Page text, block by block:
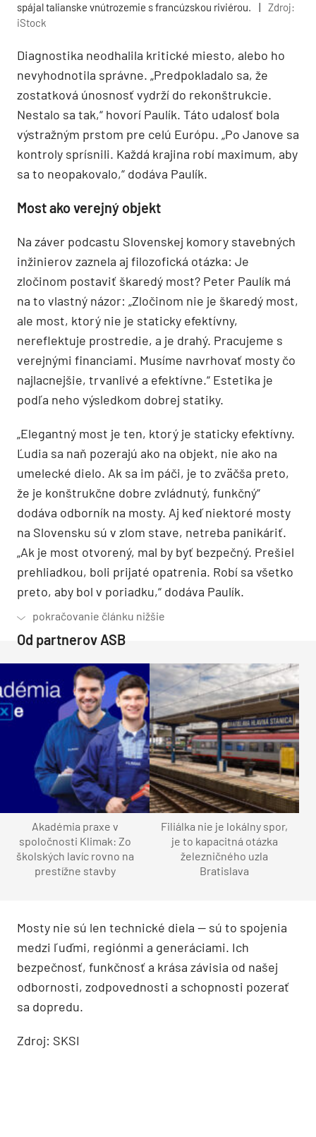
spájal talianske vnútrozemie s francúzskou riviérou.
|
Zdroj:
iStock
Diagnostika neodhalila kritické miesto, alebo ho
nevyhodnotila správne. „Predpokladalo sa, že
zostatková únosnosť vydrží do rekonštrukcie.
Nestalo sa tak,“ hovorí Paulík. Táto udalosť bola
výstražným prstom pre celú Európu. „Po Janove sa
kontroly sprísnili. Každá krajina robí maximum, aby
sa to neopakovalo,“ dodáva Paulík.
Most ako verejný objekt
Na záver podcastu Slovenskej komory stavebných
inžinierov zaznela aj filozofická otázka: Je
zločinom postaviť škaredý most? Peter Paulík má
na to vlastný názor: „Zločinom nie je škaredý most,
ale most, ktorý nie je staticky efektívny,
nereflektuje prostredie, a je drahý. Pracujeme s
verejnými financiami. Musíme navrhovať mosty čo
najlacnejšie, trvanlivé a efektívne.“ Estetika je
podľa neho výsledkom dobrej statiky.
„Elegantný most je ten, ktorý je staticky efektívny.
Ľudia sa naň pozerajú ako na objekt, nie ako na
umelecké dielo. Ak sa im páči, je to zväčša preto,
že je konštrukčne dobre zvládnutý, funkčný“
dodáva odborník na mosty. Aj keď niektoré mosty
na Slovensku sú v zlom stave, netreba panikáriť.
„Ak je most otvorený, mal by byť bezpečný. Prešiel
prehliadkou, boli prijaté opatrenia. Robí sa všetko
preto, aby bol v poriadku,“ dodáva Paulík.
Od partnerov ASB
Akadémia praxe v
spoločnosti Klimak: Zo
školských lavíc rovno na
prestížne stavby
Filiálka nie je lokálny spor,
je to kapacitná otázka
železničného uzla
Bratislava
Mosty nie sú len technické diela — sú to spojenia
medzi ľuďmi, regiónmi a generáciami. Ich
bezpečnosť, funkčnosť a krása závisia od našej
odbornosti, zodpovednosti a schopnosti pozerať
sa dopredu.
Zdroj: SKSI